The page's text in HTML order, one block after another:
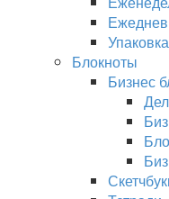
Блокноты
Бизнес